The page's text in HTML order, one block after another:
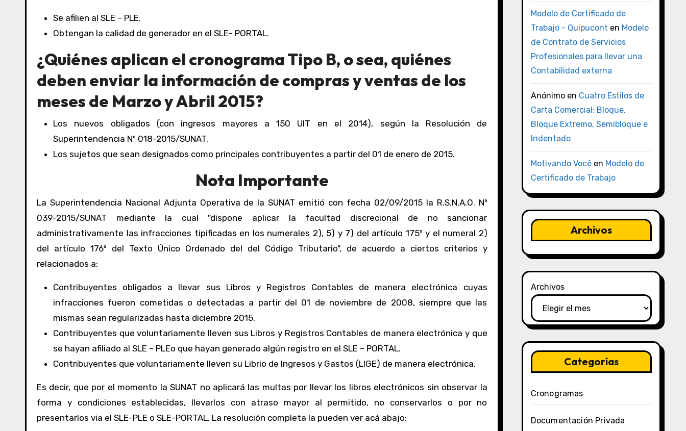
Se afilien al SLE – PLE.
Obtengan la calidad de generador en el SLE- PORTAL.
¿Quiénes aplican el cronograma Tipo B, o sea, quiénes
deben enviar la información de compras y ventas de los
meses de Marzo y Abril 2015?
Los nuevos obligados (con ingresos mayores a 150 UIT en el 2014), según la Resolución de
Superintendencia Nº 018-2015/SUNAT.
Los sujetos que sean designados como principales contribuyentes a partir del 01 de enero de 2015.
Nota Importante
La Superintendencia Nacional Adjunta Operativa de la SUNAT emitió con fecha 02/09/2015 la R.S.N.A.O. Nº
039-2015/SUNAT mediante la cual "dispone aplicar la facultad discrecional de no sancionar
administrativamente las infracciones tipificadas en los numerales 2), 5) y 7) del artículo 175º y el numeral 2)
del artículo 176º del Texto Único Ordenado del del Código Tributario", de acuerdo a ciertos criterios y
relacionados a:
Contribuyentes obligados a llevar sus Libros y Registros Contables de manera electrónica cuyas
infracciones fueron cometidas o detectadas a partir del 01 de noviembre de 2008, siempre que las
mismas sean regularizadas hasta diciembre 2015.
Contribuyentes que voluntariamente lleven sus Libros y Registros Contables de manera electrónica y que
se hayan afiliado al SLE – PLEo que hayan generado algún registro en el SLE – PORTAL.
Contribuyentes que voluntariamente lleven su Librio de Ingresos y Gastos (LIGE) de manera electrónica.
Es decir, que por el momento la SUNAT no aplicará las multas por llevar los libros electrónicos sin observar la
forma y condiciones establecidas, llevarlos con atraso mayor al permitido, no conservarlos o por no
presentarlos via el SLE-PLE o SLE-PORTAL. La resolución completa la pueden ver acá abajo:
Modelo de Certificado de
Trabajo - Quipucont en Modelo
de Contrato de Servicios
Profesionales para llevar una
Contabilidad externa
Anónimoen Cuatro Estilos de
Carta Comercial: Bloque,
Bloque Extremo, Semibloque e
Indentado
Motivando Vocêen Modelo de
Certificado de Trabajo
Archivos
Archivos
Categorías
Cronogramas
Documentación Privada